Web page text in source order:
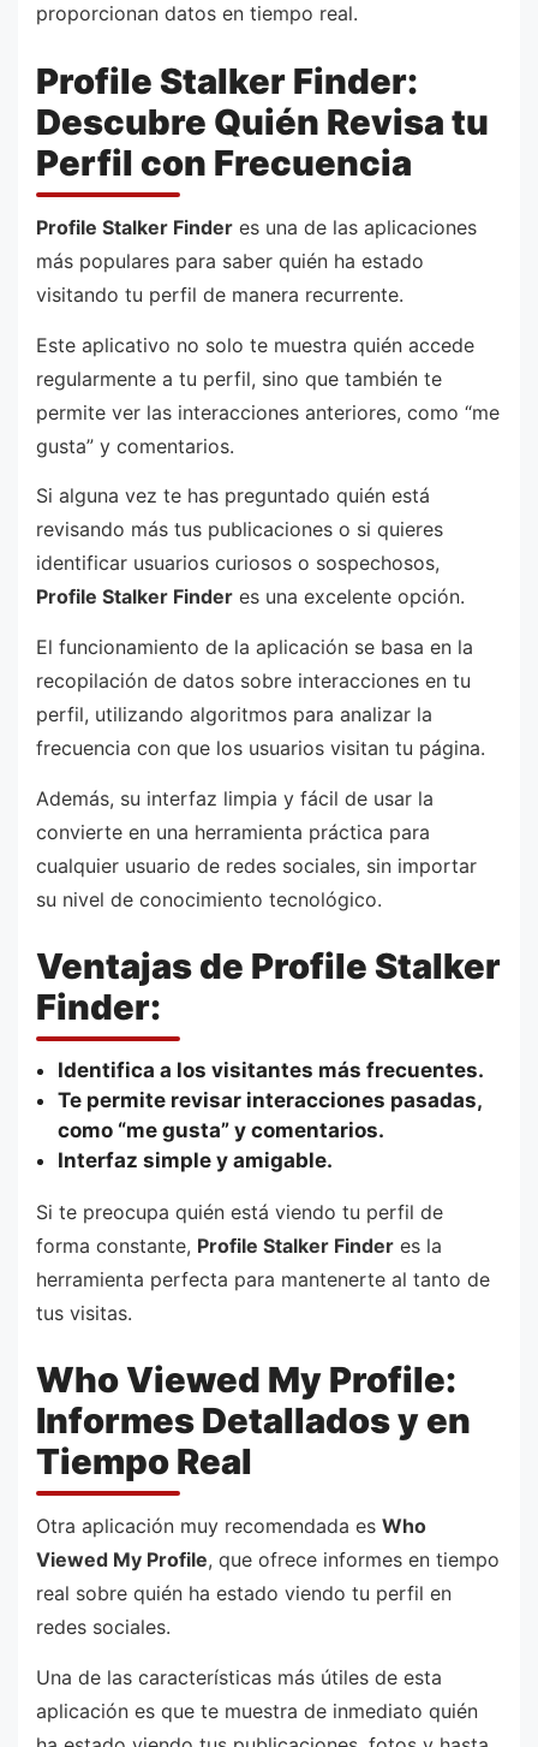
proporcionan datos en tiempo real.
Profile Stalker Finder:
Descubre Quién Revisa tu
Perfil con Frecuencia
Profile Stalker Finder es una de las aplicaciones
más populares para saber quién ha estado
visitando tu perfil de manera recurrente.
Este aplicativo no solo te muestra quién accede
regularmente a tu perfil, sino que también te
permite ver las interacciones anteriores, como “me
gusta” y comentarios.
Si alguna vez te has preguntado quién está
revisando más tus publicaciones o si quieres
identificar usuarios curiosos o sospechosos,
Profile Stalker Finder es una excelente opción.
El funcionamiento de la aplicación se basa en la
recopilación de datos sobre interacciones en tu
perfil, utilizando algoritmos para analizar la
frecuencia con que los usuarios visitan tu página.
Además, su interfaz limpia y fácil de usar la
convierte en una herramienta práctica para
cualquier usuario de redes sociales, sin importar
su nivel de conocimiento tecnológico.
Ventajas de Profile Stalker
Finder:
Identifica a los visitantes más frecuentes.
Te permite revisar interacciones pasadas,
como “me gusta” y comentarios.
Interfaz simple y amigable.
Si te preocupa quién está viendo tu perfil de
forma constante, Profile Stalker Finder es la
herramienta perfecta para mantenerte al tanto de
tus visitas.
Who Viewed My Profile:
Informes Detallados y en
Tiempo Real
Otra aplicación muy recomendada es Who
Viewed My Profile, que ofrece informes en tiempo
real sobre quién ha estado viendo tu perfil en
redes sociales.
Una de las características más útiles de esta
aplicación es que te muestra de inmediato quién